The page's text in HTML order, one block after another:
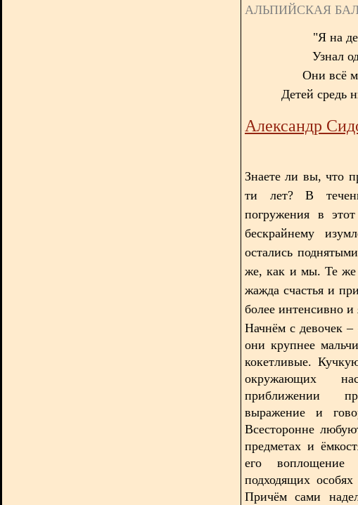
АЛЬПИЙСКАЯ
"Я на
Узнал
Они всё
Детей средь
Александр
Знаете ли вы, что
ти лет? В
погружения в
бескрайнему
остались
же, как и мы. Те же
жажда счастья и
более интенсивно
Начнём с девочек –
они крупнее
кокетливые.
окружающих
приближении
выражение и
Всесторонне
предметах и
его
подходящих
Причём сами